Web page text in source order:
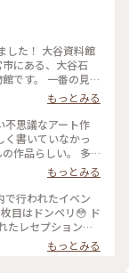
資料館
市にある、大谷石
です。 一番の見ど
• 規模: 広さ約2万
にも及びます。ま
幻想的で圧倒的な
8℃前後と低く、夏
いでしょう）。 •
ら機械化への変遷
特の雰囲気から、
場所としてよく使
ても利用されてい
！
もっとみる
思議なアート作
書いていなかっ
作品らしい。 多
たですが、もう少
にね…って少し思い
品でしたよ✨✨
作られているよう
こまで☺️ .
もっとみる
行われたイベン
目はドンペリ😳 ド
たレセプションで
🥂 . その他見なが
とか言いながら楽
もっとみる